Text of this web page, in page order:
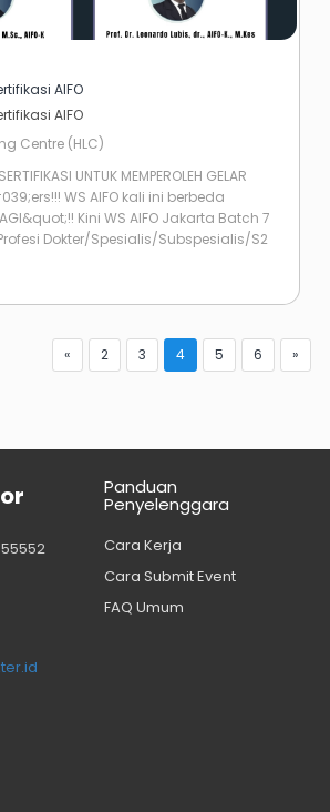
AIFO
AIFO
Centre (HLC)
UNTUK MEMPEROLEH GELAR
WS AIFO kali ini berbeda
Kini WS AIFO Jakarta Batch 7
Dokter/Spesialis/Subspesialis/S2
« 2 3 4 5 6 »
55552
Panduan
Penyelenggara
Cara Kerja
Cara Submit Event
FAQ Umum